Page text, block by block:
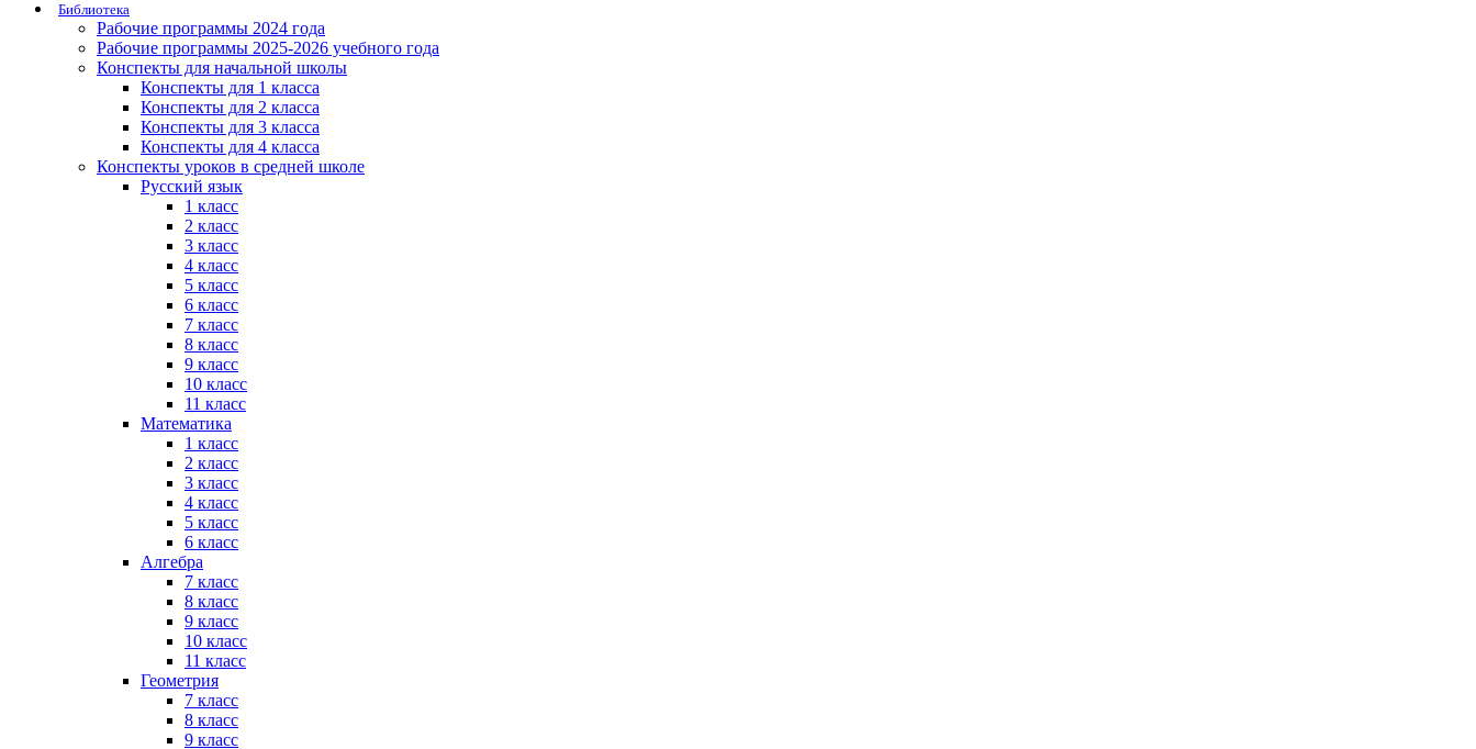
Библиотека
Рабочие программы 2024 года
Рабочие программы 2025-2026 учебного года
Конспекты для начальной школы
Конспекты для 1 класса
Конспекты для 2 класса
Конспекты для 3 класса
Конспекты для 4 класса
Конспекты уроков в средней школе
Русский язык
1 класс
2 класс
3 класс
4 класс
5 класс
6 класс
7 класс
8 класс
9 класс
10 класс
11 класс
Математика
1 класс
2 класс
3 класс
4 класс
5 класс
6 класс
Алгебра
7 класс
8 класс
9 класс
10 класс
11 класс
Геометрия
7 класс
8 класс
9 класс